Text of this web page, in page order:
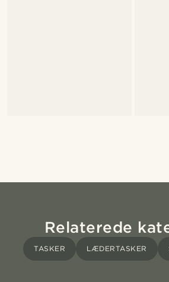
Relaterede
TASKER LÆDERTASKER